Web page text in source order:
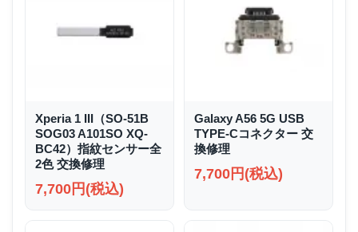
Xperia 1 III（SO-51B
SOG03 A101SO XQ-
BC42）指紋センサー全
2色 交換修理
7,700円(税込)
Galaxy A56 5G USB
TYPE-Cコネクター 交
換修理
7,700円(税込)